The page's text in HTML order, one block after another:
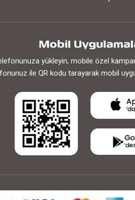
Mobil
yükleyin, mobile özel
ile QR kodu tarayarak mobil